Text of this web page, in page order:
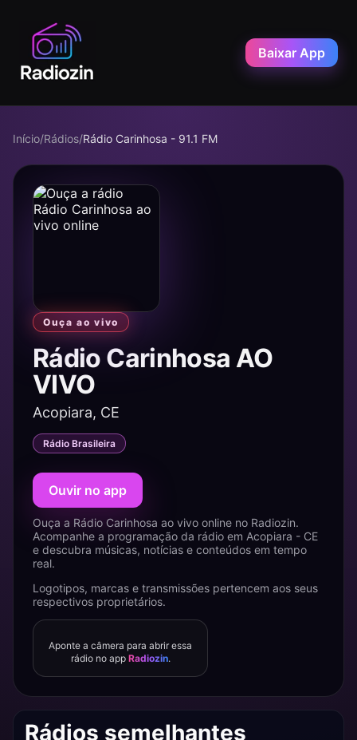
Baixar App
Início/Rádios/Rádio Carinhosa - 91.1 FM
Ouça ao vivo
Rádio Carinhosa AO
VIVO
Acopiara, CE
Rádio Brasileira
Ouvir no app
Ouça a Rádio Carinhosa ao vivo online no Radiozin.
Acompanhe a programação da rádio em Acopiara - CE
e descubra músicas, notícias e conteúdos em tempo
real.
Logotipos, marcas e transmissões pertencem aos seus
respectivos proprietários.
Aponte a câmera para abrir essa
rádio no app Radiozin.
Rádios semelhantes